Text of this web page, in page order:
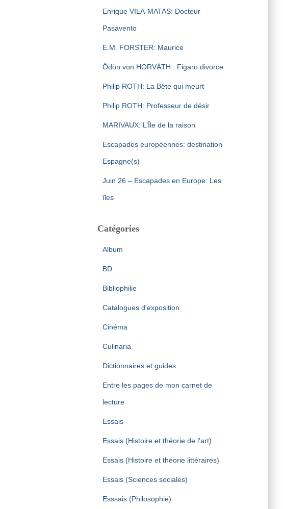
Enrique VILA-MATAS: Docteur
Pasavento
E.M. FORSTER: Maurice
Ödön von HORVÁTH : Figaro divorce
Philip ROTH: La Bête qui meurt
Philip ROTH: Professeur de désir
MARIVAUX: L’Île de la raison
Escapades européennes: destination
Espagne(s)
Juin 26 – Escapades en Europe: Les
îles
Catégories
Album
BD
Bibliophilie
Catalogues d'exposition
Cinéma
Culinaria
Dictionnaires et guides
Entre les pages de mon carnet de
lecture
Essais
Essais (Histoire et théorie de l'art)
Essais (Histoire et théorie littéraires)
Essais (Sciences sociales)
Esssais (Philosophie)